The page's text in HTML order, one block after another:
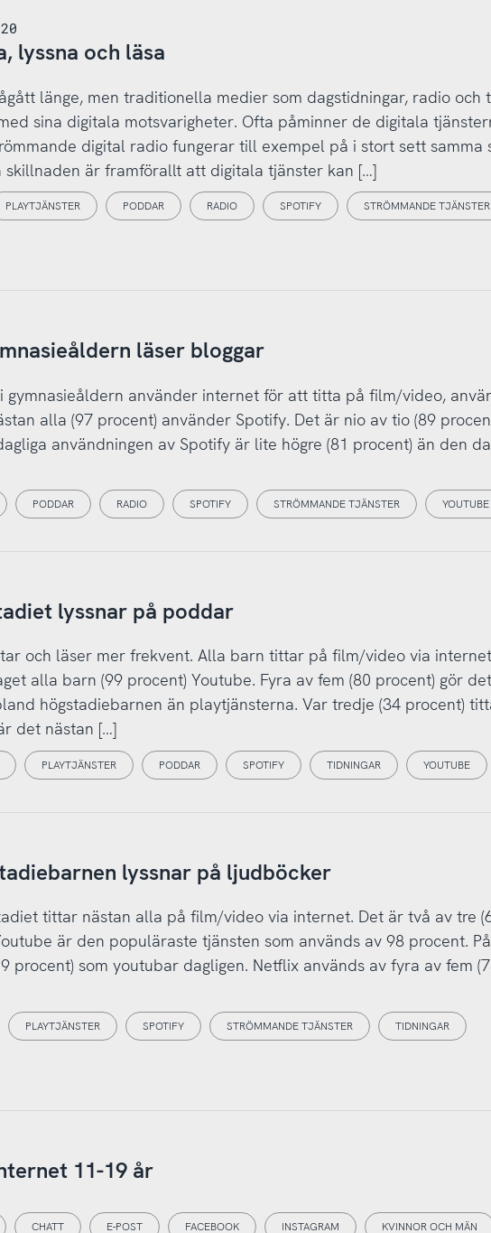
lyssna och läsa
länge, men traditionella medier som dagstidningar, radio och
sina digitala motsvarigheter. Ofta påminner de digitala
digital radio fungerar till exempel på i stort sett samma
är framförallt att digitala tjänster kan […]
PLAYTJÄNSTER PODDAR RADIO SPOTIFY STRÖMMANDE TJÄNSTER
läser bloggar
gymnasieåldern använder internet för att titta på film/video,
alla (97 procent) använder Spotify. Det är nio av tio (89
användningen av Spotify är lite högre (81 procent) än den
PODDAR RADIO SPOTIFY STRÖMMANDE TJÄNSTER YOUTUBE
lyssnar på poddar
och läser mer frekvent. Alla barn tittar på film/video via
alla barn (99 procent) Youtube. Fyra av fem (80 procent) gör det
högstadiebarnen än playtjänsterna. Var tredje (34 procent)
det nästan […]
PLAYTJÄNSTER PODDAR SPOTIFY TIDNINGAR YOUTUBE
lyssnar på ljudböcker
tittar nästan alla på film/video via internet. Det är två av tre
är den populäraste tjänsten som används av 98 procent. På
procent) som youtubar dagligen. Netflix används av fyra av fem
PLAYTJÄNSTER SPOTIFY STRÖMMANDE TJÄNSTER TIDNINGAR
11-19 år
CHATT E-POST FACEBOOK INSTAGRAM KVINNOR OCH MÄN